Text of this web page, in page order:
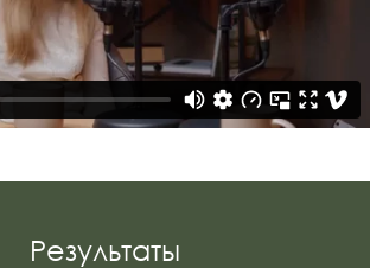
Результаты